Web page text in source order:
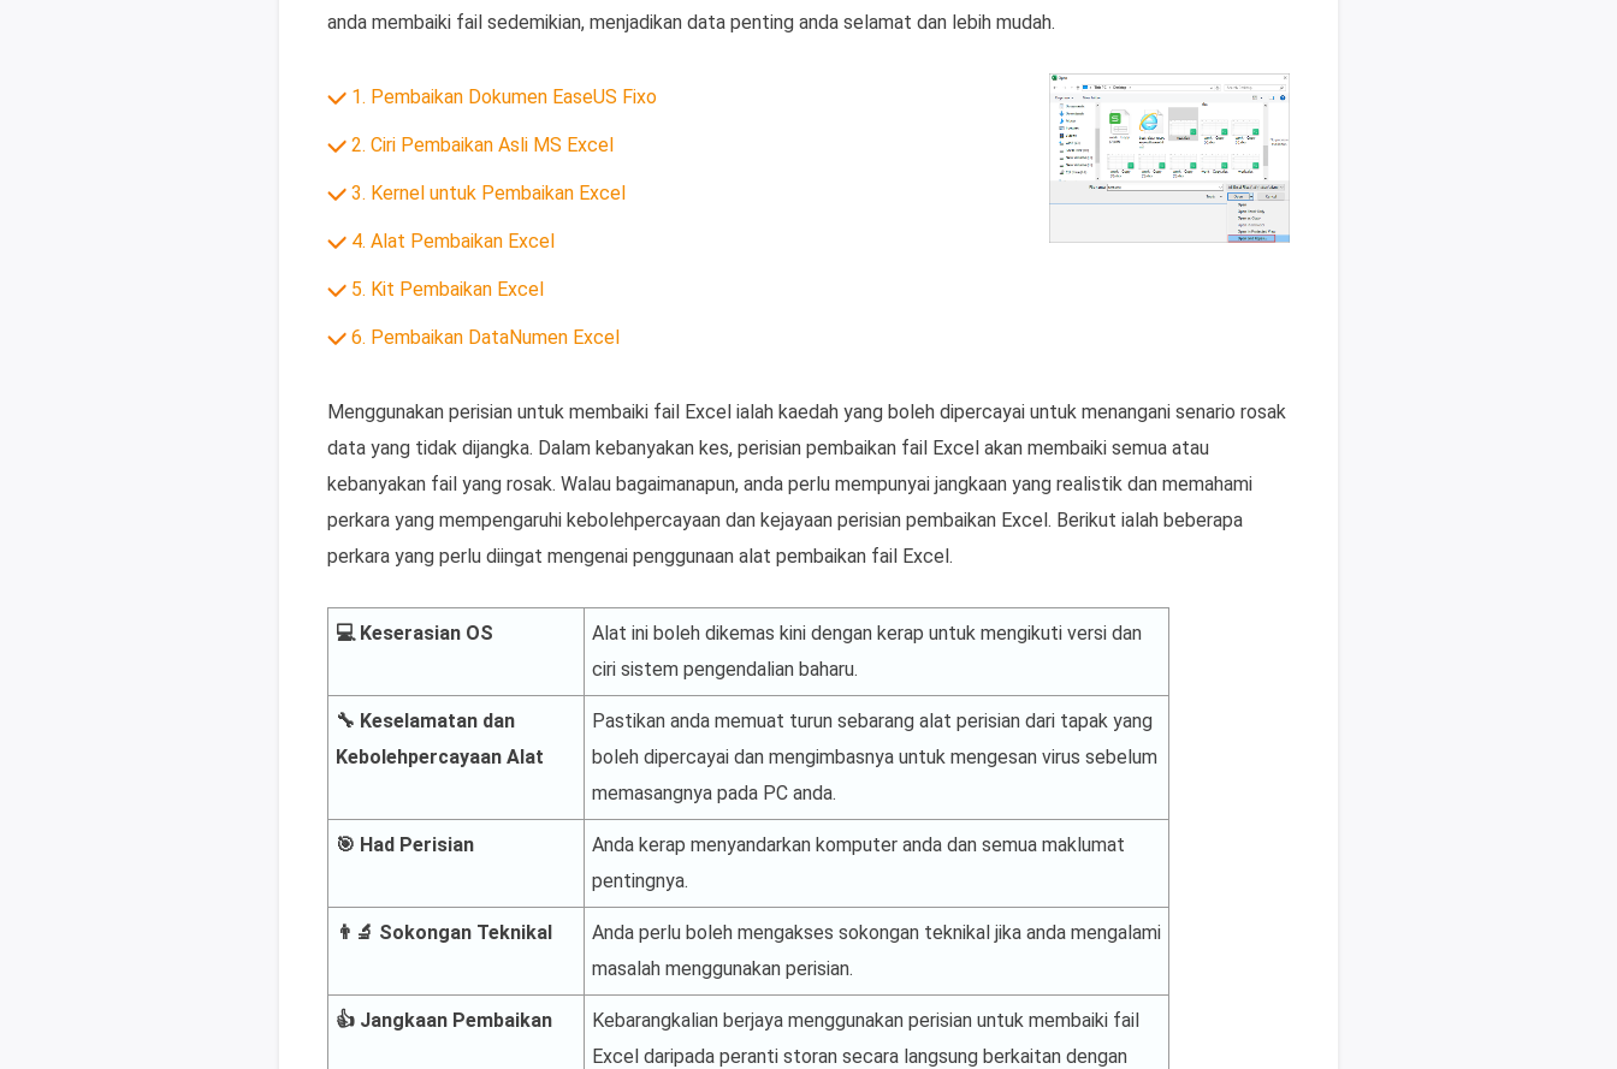
anda membaiki fail sedemikian, menjadikan data penting anda selamat dan lebih mudah.
1. Pembaikan Dokumen EaseUS Fixo
2. Ciri Pembaikan Asli MS Excel
3. Kernel untuk Pembaikan Excel
4. Alat Pembaikan Excel
5. Kit Pembaikan Excel
6. Pembaikan DataNumen Excel
Menggunakan perisian untuk membaiki fail Excel ialah kaedah yang boleh dipercayai untuk menangani senario rosak
data yang tidak dijangka. Dalam kebanyakan kes, perisian pembaikan fail Excel akan membaiki semua atau
kebanyakan fail yang rosak. Walau bagaimanapun, anda perlu mempunyai jangkaan yang realistik dan memahami
perkara yang mempengaruhi kebolehpercayaan dan kejayaan perisian pembaikan Excel. Berikut ialah beberapa
perkara yang perlu diingat mengenai penggunaan alat pembaikan fail Excel.
💻 Keserasian OS
Alat ini boleh dikemas kini dengan kerap untuk mengikuti versi dan
ciri sistem pengendalian baharu.
🔧 Keselamatan dan
Kebolehpercayaan Alat
Pastikan anda memuat turun sebarang alat perisian dari tapak yang
boleh dipercayai dan mengimbasnya untuk mengesan virus sebelum
memasangnya pada PC anda.
🎯 Had Perisian
Anda kerap menyandarkan komputer anda dan semua maklumat
pentingnya.
👨‍🔬 Sokongan Teknikal
Anda perlu boleh mengakses sokongan teknikal jika anda mengalami
masalah menggunakan perisian.
👍 Jangkaan Pembaikan
Kebarangkalian berjaya menggunakan perisian untuk membaiki fail
Excel daripada peranti storan secara langsung berkaitan dengan